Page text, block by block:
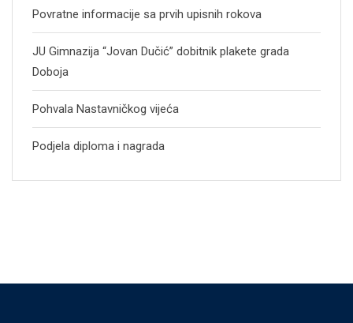
Povratne informacije sa prvih upisnih rokova
JU Gimnazija “Jovan Dučić” dobitnik plakete grada
Doboja
Pohvala Nastavničkog vijeća
Podjela diploma i nagrada